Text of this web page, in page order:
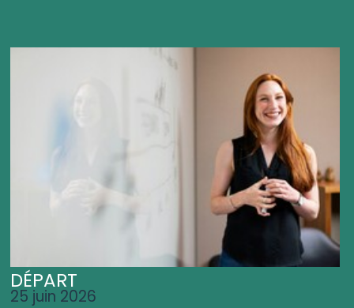
DÉPART
25 juin 2026